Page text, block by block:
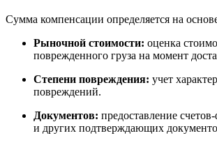
Сумма компенсации определяется на
Рыночной стоимости: оценка
поврежденного груза на момент
Степени повреждения: учет
повреждений.
Документов: предоставление
и других подтверждающих